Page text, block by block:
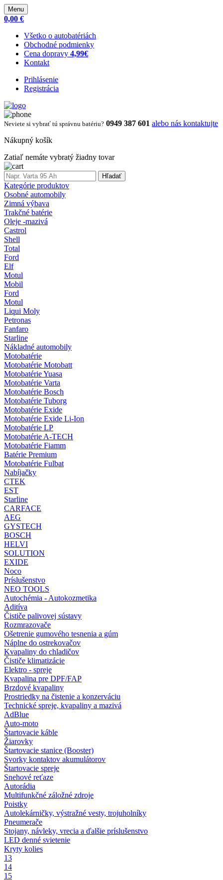
Menu
0,00 €
Všetko o autobatériách
Obchodné podmienky
Cena dopravy 4,99€
Kontakt
Prihlásenie
Registrácia
Neviete si vybrať tú správnu batériu? 0949 387 601 alebo nás kontaktujte
Nákupný košík
Zatiaľ nemáte vybratý žiadny tovar
Hľadať
Kategórie produktov
Osobné automobily
Zimná výbava
Trakčné batérie
Oleje -mazivá
Castrol
Shell
Total
Ford
Elf
Motul
Mobil
Ford
Motul
Liqui Moly
Petronas
Fanfaro
Starline
Nákladné automobily
Motobatérie
Motobatérie Motobatt
Motobatérie Yuasa
Motobatérie Varta
Motobatérie Bosch
Motobatérie Tuborg
Motobatérie Exide
Motobatérie Exide Li-Ion
Motobatérie LP
Motobatérie A-TECH
Motobatérie Fiamm
Batérie Premium
Motobatérie Fulbat
Nabíjačky
CTEK
EST
Starline
CARFACE
AEG
GYSTECH
BOSCH
HELVI
SOLUTION
EXIDE
Noco
Príslušenstvo
NEO TOOLS
Autochémia - Autokozmetika
Aditíva
Čističe palivovej sústavy
Rozmrazovače
Ošetrenie gumového tesnenia a gúm
Náplne do ostrekovačov
Kvapaliny do chladičov
Čističe klimatizácie
Elektro - spreje
Kvapalina pre DPF/FAP
Brzdové kvapaliny
Prostriedky na čistenie a konzerváciu
Technické spreje, kvapaliny a mazivá
AdBlue
Auto-moto
Štartovacie káble
Žiarovky
Štartovacie stanice (Booster)
Svorky kontaktov akumulátorov
Štartovacie spreje
Snehové reťaze
Autorádia
Multifunkčné záložné zdroje
Poistky
Autolekárničky, výstražné vesty, trojuholníky
Pneumerače
Stojany, návleky, vrecia a ďalšie príslušenstvo
LED denné svietenie
Kryty kolies
13
14
15